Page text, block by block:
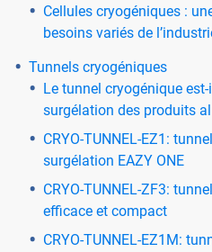
Cellules cryogéniques :
besoins variés de
Tunnels cryogéniques
Le tunnel cryogénique
surgélation des produits
CRYO-TUNNEL-EZ1:
surgélation EAZY ONE
CRYO-TUNNEL-ZF3:
efficace et compact
CRYO-TUNNEL-EZ1M: